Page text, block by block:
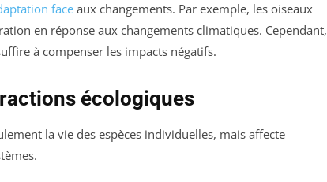
face aux changements. Par exemple, les oiseaux
en réponse aux changements climatiques. Cependant,
à compenser les impacts négatifs.
écologiques
la vie des espèces individuelles, mais affecte